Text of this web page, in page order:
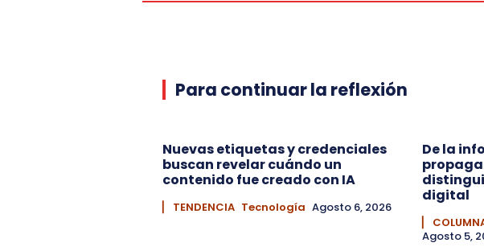
Para continuar la reflexión
Nuevas etiquetas y credenciales
buscan revelar cuándo un
contenido fue creado con IA
▏ TENDENCIA Tecnología Agosto 6, 2026
De la
digital
▏
Agosto 5,